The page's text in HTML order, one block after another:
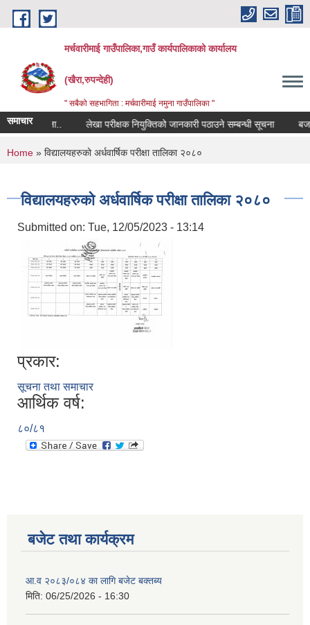
Skip to main content
मर्चवारीमाई गाउँपालिका,गाउँ कार्यपालिकाको कार्यालय
(खैरा,रुपन्देही)
" सबैको सहभागिता : मर्चवारीमाई नमुना गाउँपालिका "
समाचारसूचना.. लेखा परीक्षक नियुक्तिको जानकारी पठाउने सम्बन्धी सूचना बजार
You are here
Home » विद्यालयहरुको अर्धवार्षिक परीक्षा तालिका २०८०
विद्यालयहरुको अर्धवार्षिक परीक्षा तालिका २०८०
Submitted on: Tue, 12/05/2023 - 13:14
प्रकार:
सूचना तथा समाचार
आर्थिक वर्ष:
८०/८१
बजेट तथा कार्यक्रम
आ.व २०८३/०८४ का लागि बजेट बक्तब्य
मिति: 06/25/2026 - 16:30